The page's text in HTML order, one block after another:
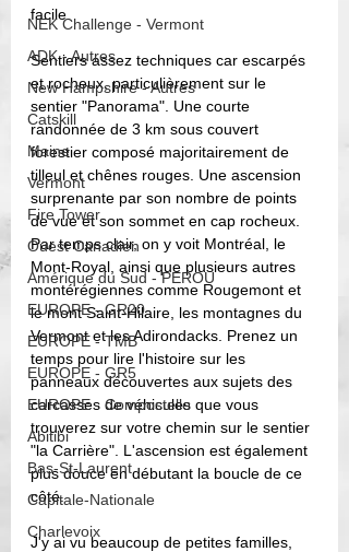
NEK Challenge - Vermont
ADK - Autres
New Hampshire - Autres
Catskill
Maine
Vermont
Fire Tower
Ouest Canadien
Amérique du Sud - PEROU
EUROPE - GR20
EUROPE - TMB
EUROPE - GR5
EUROPE - Compostelle
Abitibi
Bas-St-Laurent
Capitale-Nationale
Charlevoix
facile.
Sentiers assez techniques car escarpés
et rocheux, particulièrement sur le
sentier "Panorama". Une courte
randonnée de 3 km sous couvert
forestier composé majoritairement de
tilleul et chênes rouges. Une ascension
surprenante par son nombre de points
de vue et son sommet en cap rocheux.
Par temps clair, on y voit Montréal, le
Mont-Royal, ainsi que plusieurs autres
montérégiennes comme Rougemont et
le mont Saint-Hilaire, les montagnes du
Vermont et les Adirondacks. Prenez un
temps pour lire l'histoire sur les
panneaux découvertes aux sujets des
carcasses de véhicules que vous
trouverez sur votre chemin sur le sentier
"la Carrière". L'ascension est également
plus douce en débutant la boucle de ce
côté.
J'y ai vu beaucoup de petites familles,